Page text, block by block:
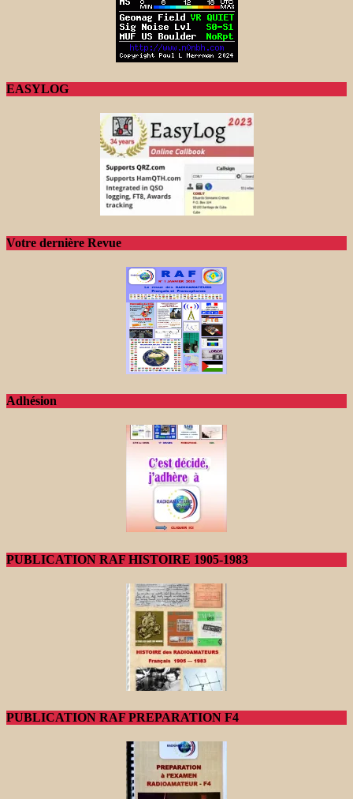
EASYLOG
Votre dernière Revue
Adhésion
PUBLICATION RAF HISTOIRE 1905-1983
PUBLICATION RAF PREPARATION F4